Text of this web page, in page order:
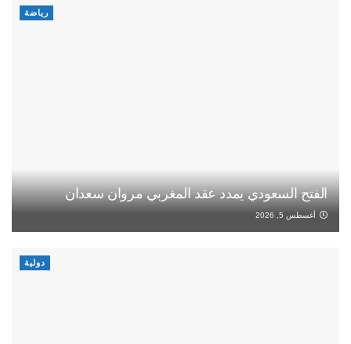
رياضة
الفتح السعودي يمدد عقد المغربي مروان سعدان
أغسطس 5, 2026
دولية